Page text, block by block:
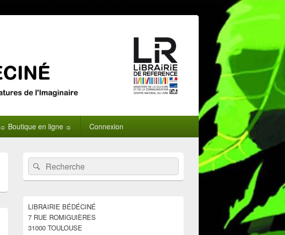
☼ Boutique en ligne ☼ Connexion
Zone
principale
de
widget
barre
latérale
Recherche :Rechercher
LIBRAIRIE BÉDÉCINÉ
7 RUE ROMIGUIÈRES
31000 TOULOUSE